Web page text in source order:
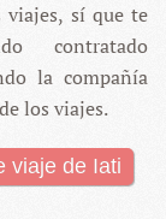
viajes, sí que te
contratado
la compañía
los viajes.
viaje de Iati